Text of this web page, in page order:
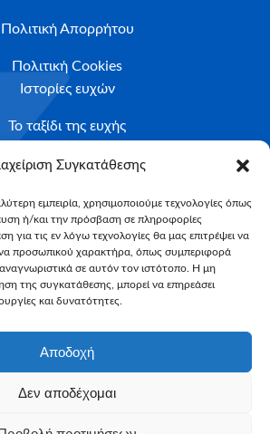
Συγκατάθεσης
εμπειρία, χρησιμοποιούμε τεχνολογίες όπως
ή/και την πρόσβαση σε πληροφορίες
για τις εν λόγω τεχνολογίες θα μας επιτρέψει να
προσωπικού χαρακτήρα, όπως συμπεριφορά
σε αυτόν τον ιστότοπο. Η μη
της συγκατάθεσης, μπορεί να επηρεάσει
και δυνατότητες.
Αποδοχή
Δεν αποδέχομαι
Πολιτική Απορρήτου
Πολιτική Cookies
Ιστορίες ευχών
Το ταξίδι της ευχής
Καταλληλότητας
Υποβολή Αιτήματος
NEWSLETTER